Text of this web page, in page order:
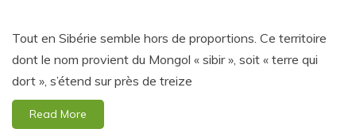
Tout en Sibérie semble hors de proportions. Ce territoire
dont le nom provient du Mongol « sibir », soit « terre qui
dort », s’étend sur près de treize
Read More